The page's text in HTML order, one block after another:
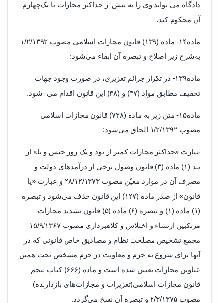
دادگاه می تواند وی را به بیش از حداکثر مجازات تا یک‌چهارم
آن محکوم کند.
ماده۱۴- ماده (۱۳۹) قانون مجازات اسلامی مصوب ۱/۲/۱۳۹۲
به‌شرح زیر اصلاح و تبصره آن ابقاء می‌شود:
ماده۱۳۹- در تکرار جرائم تعزیری، در صورت وجود جهات
تخفیف مطابق مواد (۳۷) و (۳۸) این قانون اقدام می¬شود
.
ماده۱۵- متن زیر به ماده (۷۲۸) قانون مجازات اسلامی
مصوب ۱/۲/۱۳۹۲ الحاق می‌شود
:
عبارت «حداکثر مجازات کمتر از نود و یک روز حبس و یا» از
بند (۱) ماده (۳) قانون وصول برخی از درآمدهای دولت و
مصرف آن در موارد معیّن مصوب ۲۸/۱۲/۱۳۷۳ و عبارت «یا
قانون» از صدر ماده (۱۲۷) این قانون حذف می‌شود و تبصره
(۱) ماده (۱) و تبصره (۶) ماده (۵) قانون تشدید مجازات
مرتکبین ارتشاء و اختلاس و کلاهبرداری مصوب ۱۵/۹/۱۳۶۷
مجمع تشخیص مصلحت نظام و مصادیق خاص قانونی که در
آنها برای شروع به جرم و معاونت در جرمِ مشخص تحت همین
عناوین مجازات تعیین شده است و ماده (۶۶۶) کتاب پنجم
قانون مجازات اسلامی(تعزیرات و مجازات‌های بازدارنده)
مصوب ۲/۳/۱۳۷۵ و تبصره آن نسخ می‌گردد
.